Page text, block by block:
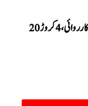
دالبندین میں سیکیورٹی فورسز کی بڑی کارروائی، 4 کروڑ 20